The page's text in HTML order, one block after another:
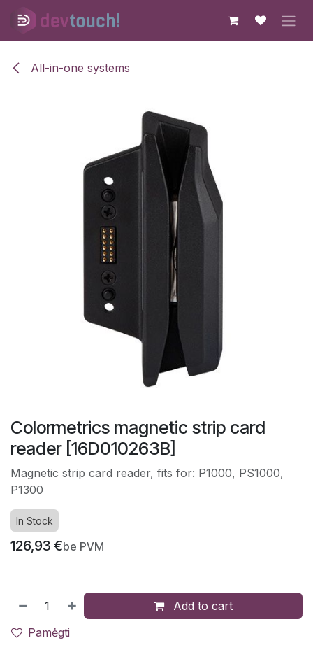
Skip to Content
All-in-one systems
Colormetrics magnetic strip card
reader [16D010263B]
Magnetic strip card reader, fits for: P1000, PS1000,
P1300
In Stock
126,93 €be PVM
Add to cart
Pamėgti